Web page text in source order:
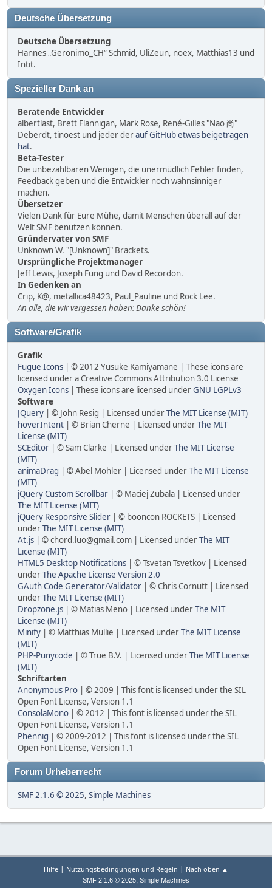
Deutsche Übersetzung
Deutsche Übersetzung
Hannes „Geronimo_CH“ Schmid, UliZeun, noex, Matthias13 und
Intit.
Spezieller Dank an
Beratende Entwickler
albertlast, Brett Flannigan, Mark Rose, René-Gilles "Nao 尚"
Deberdt, tinoest und jeder derauf GitHub etwas beigetragen
hat.
Beta-Tester
Die unbezahlbaren Wenigen, die unermüdlich Fehler finden,
Feedback geben und die Entwickler noch wahnsinniger
machen.
Übersetzer
Vielen Dank für Eure Mühe, damit Menschen überall auf der
Welt SMF benutzen können.
Gründervater von SMF
Unknown W. "[Unknown]" Brackets.
Ursprüngliche Projektmanager
Jeff Lewis, Joseph Fung und David Recordon.
In Gedenken an
Crip, K@, metallica48423, Paul_Pauline und Rock Lee.
An alle, die wir vergessen haben: Danke schön!
Software/Grafik
Grafik
Fugue Icons | © 2012 Yusuke Kamiyamane | These icons are
licensed under a Creative Commons Attribution 3.0 License
Oxygen Icons | These icons are licensed underGNU LGPLv3
Software
JQuery | © John Resig | Licensed underThe MIT License (MIT)
hoverIntent | © Brian Cherne | Licensed underThe MIT
License (MIT)
SCEditor | © Sam Clarke | Licensed underThe MIT License
(MIT)
animaDrag | © Abel Mohler | Licensed underThe MIT License
(MIT)
jQuery Custom Scrollbar | © Maciej Zubala | Licensed under
The MIT License (MIT)
jQuery Responsive Slider | © booncon ROCKETS | Licensed
underThe MIT License (MIT)
At.js | © chord.luo@gmail.com | Licensed underThe MIT
License (MIT)
HTML5 Desktop Notifications | © Tsvetan Tsvetkov | Licensed
underThe Apache License Version 2.0
GAuth Code Generator/Validator | © Chris Cornutt | Licensed
underThe MIT License (MIT)
Dropzone.js | © Matias Meno | Licensed underThe MIT
License (MIT)
Minify | © Matthias Mullie | Licensed underThe MIT License
(MIT)
PHP-Punycode | © True B.V. | Licensed underThe MIT License
(MIT)
Schriftarten
Anonymous Pro | © 2009 | This font is licensed under the SIL
Open Font License, Version 1.1
ConsolaMono | © 2012 | This font is licensed under the SIL
Open Font License, Version 1.1
Phennig | © 2009-2012 | This font is licensed under the SIL
Open Font License, Version 1.1
Forum Urheberrecht
SMF 2.1.6 © 2025, Simple Machines
Hilfe | Nutzungsbedingungen und Regeln | Nach oben ▲
SMF 2.1.6 © 2025, Simple Machines